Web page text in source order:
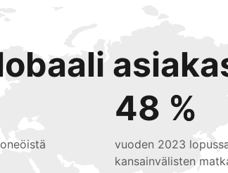
48 %
vuoden 2023
kansainvälisten